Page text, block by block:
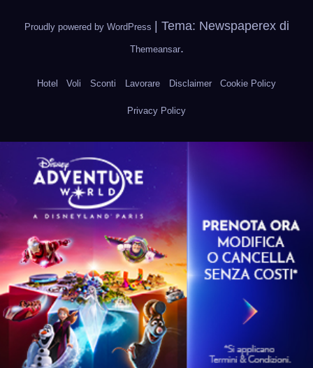
Proudly powered by WordPress | Tema: Newspaperex di
Themeansar.
Hotel Voli Sconti Lavorare Disclaimer Cookie Policy
Privacy Policy